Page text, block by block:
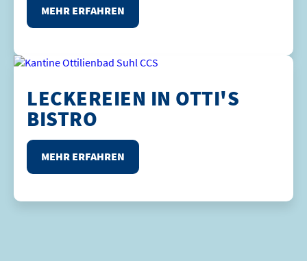
MEHR ERFAHREN
LECKEREIEN IN OTTI'S
BISTRO
MEHR ERFAHREN